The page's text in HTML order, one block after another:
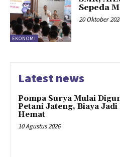
EKONOMI
Sepeda
20 Oktober
Latest news
Pompa Surya Mulai
Petani Jateng, Biaya Jadi
Hemat
10 Agustus 2026